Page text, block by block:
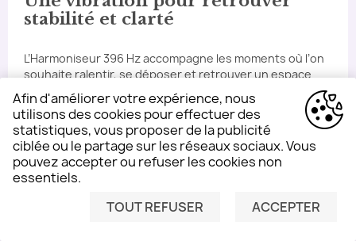
stabilité et clarté
L’Harmoniseur 396 Hz accompagne les moments où l’on
souhaite ralentir, se déposer et retrouver un espace
intérieur plus stable.
Un instrument simple.
Une vibration profonde.
Un espace intérieur plus calme.
Afin d'améliorer votre expérience, nous
utilisons des cookies pour effectuer des
statistiques, vous proposer de la publicité
ciblée ou le partage sur les réseaux sociaux. Vous
pouvez accepter ou refuser les cookies non
essentiels.
TOUT REFUSER
ACCEPTER
BESOIN D'AIDE ?